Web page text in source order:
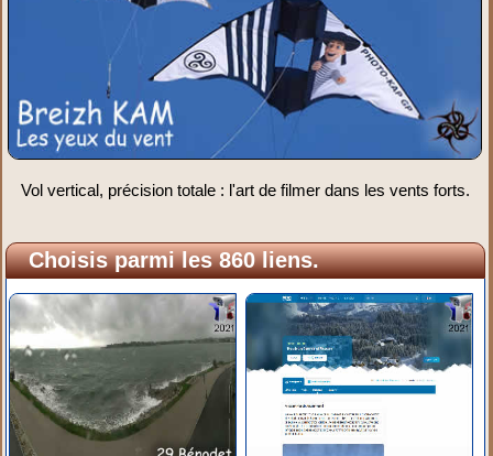
Vol vertical, précision totale : l'art de filmer dans les vents forts.
Choisis parmi les 860 liens.